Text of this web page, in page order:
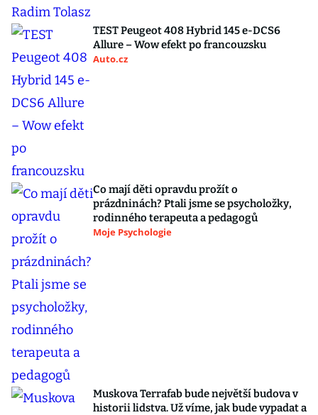
TEST Peugeot 408 Hybrid 145 e-DCS6
Allure – Wow efekt po francouzsku
Auto.cz
Co mají děti opravdu prožít o
prázdninách? Ptali jsme se psycholožky,
rodinného terapeuta a pedagogů
Moje Psychologie
Muskova Terrafab bude největší budova v
historii lidstva. Už víme, jak bude vypadat a